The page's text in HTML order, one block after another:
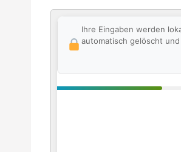
Ihre Eingaben werden
automatisch gelöscht